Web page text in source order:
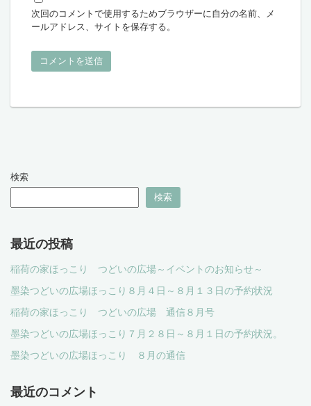
次回のコメントで使用するためブラウザーに自分の名前、メ
ールアドレス、サイトを保存する。
検索
検索
最近の投稿
稲荷の家ほっこり つどいの広場～イベントのお知らせ～
墨染つどいの広場ほっこり８月４日～８月１３日の予約状況
稲荷の家ほっこり つどいの広場 通信８月号
墨染つどいの広場ほっこり７月２８日～８月１日の予約状況。
墨染つどいの広場ほっこり ８月の通信
最近のコメント